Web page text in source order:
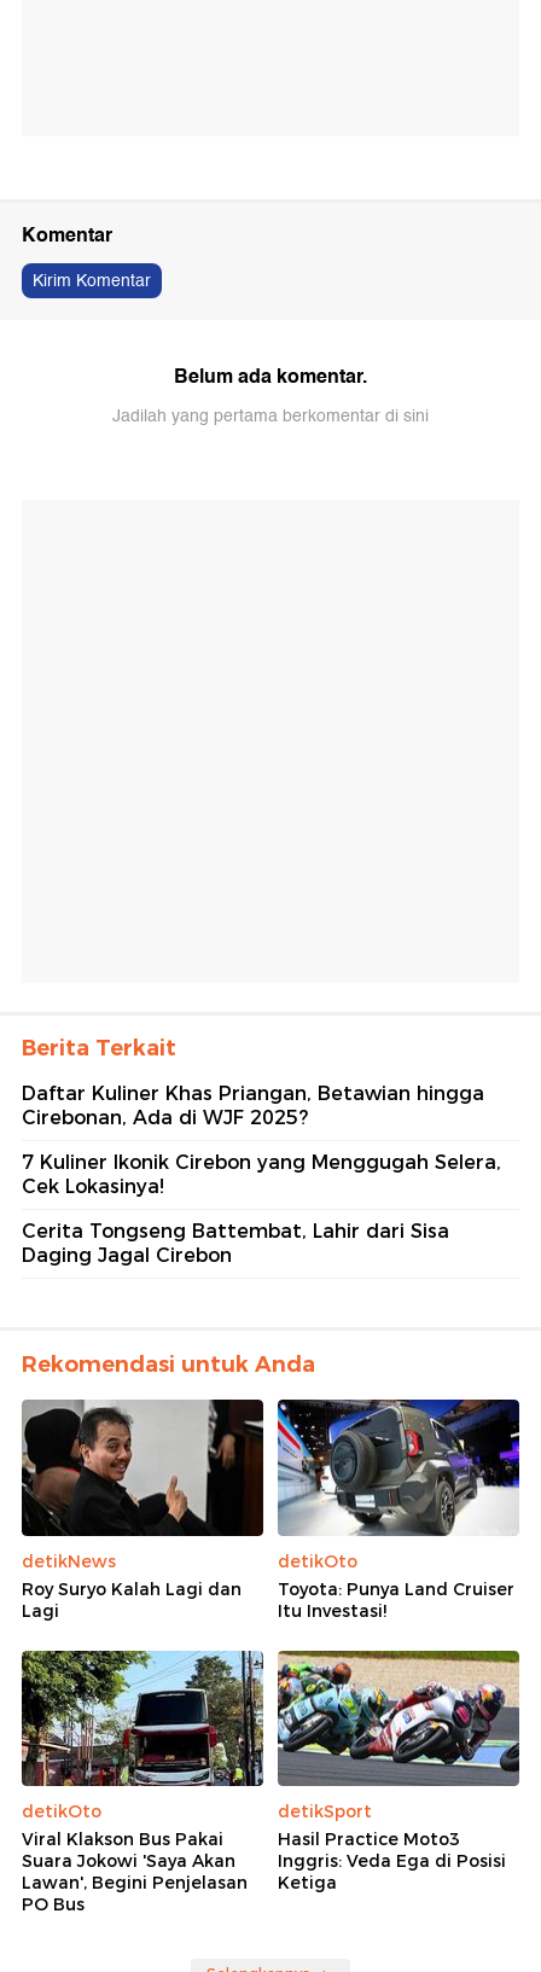
Komentar
Kirim Komentar
Belum ada komentar.
Jadilah yang pertama berkomentar di sini
Berita Terkait
Daftar Kuliner Khas Priangan, Betawian hingga
Cirebonan, Ada di WJF 2025?
7 Kuliner Ikonik Cirebon yang Menggugah Selera,
Cek Lokasinya!
Cerita Tongseng Battembat, Lahir dari Sisa
Daging Jagal Cirebon
Rekomendasi untuk Anda
detikNews
Roy Suryo Kalah Lagi dan
Lagi
detikOto
Toyota: Punya Land Cruiser
Itu Investasi!
detikOto
Viral Klakson Bus Pakai
Suara Jokowi 'Saya Akan
Lawan', Begini Penjelasan
PO Bus
detikSport
Hasil Practice Moto3
Inggris: Veda Ega di Posisi
Ketiga